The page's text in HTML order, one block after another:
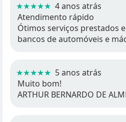
★★★★★ 4 anos atrás
Atendimento rápido
Ótimos serviços prestados
bancos de automóveis e
★★★★★ 5 anos atrás
Muito bom!
ARTHUR BERNARDO DE